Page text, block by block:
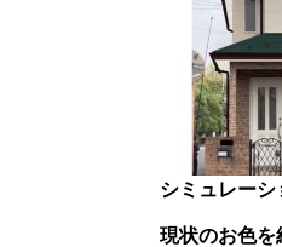
シミュレー
現状のお色を